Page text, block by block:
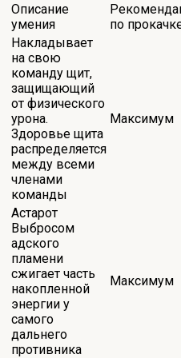
Описание
умения
по
Накладывает
на свою
команду щит,
защищающий
от физического
урона.
Здоровье щита
распределяется
между всеми
членами
команды
Максимум
Астарот
Выбросом
адского
пламени
сжигает часть
накопленной
энергии у
самого
дальнего
противника
Максимум